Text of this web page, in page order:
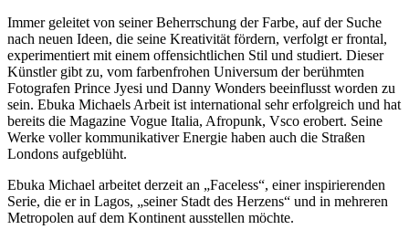
Immer geleitet von seiner Beherrschung der Farbe, auf der Suche
nach neuen Ideen, die seine Kreativität fördern, verfolgt er frontal,
experimentiert mit einem offensichtlichen Stil und studiert. Dieser
Künstler gibt zu, vom farbenfrohen Universum der berühmten
Fotografen Prince Jyesi und Danny Wonders beeinflusst worden zu
sein. Ebuka Michaels Arbeit ist international sehr erfolgreich und hat
bereits die Magazine Vogue Italia, Afropunk, Vsco erobert. Seine
Werke voller kommunikativer Energie haben auch die Straßen
Londons aufgeblüht.
Ebuka Michael arbeitet derzeit an „Faceless“, einer inspirierenden
Serie, die er in Lagos, „seiner Stadt des Herzens“ und in mehreren
Metropolen auf dem Kontinent ausstellen möchte.